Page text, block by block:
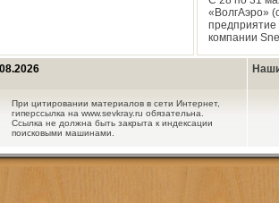
«ВолгАэро»
компании
При цитировании материалов в сети Интернет,
гиперссылка на www.sevkray.ru обязательна.
Ссылка не должна быть закрыта к индексации
поисковыми машинами.